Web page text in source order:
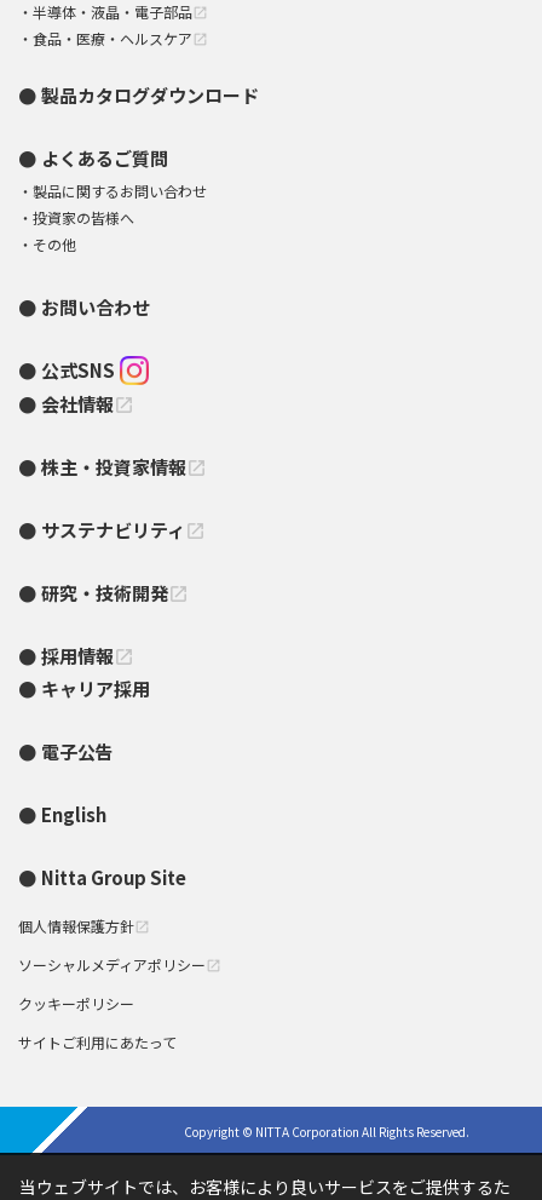
半導体・液晶・電子部品 open_in_new
食品・医療・ヘルスケア open_in_new
製品カタログダウンロード
よくあるご質問
製品に関するお問い合わせ
投資家の皆様へ
その他
お問い合わせ
公式SNS
会社情報open_in_new
株主・投資家情報open_in_new
サステナビリティ open_in_new
研究・技術開発open_in_new
採用情報open_in_new
キャリア採用
電子公告
English
Nitta Group Site
個人情報保護方針 open_in_new
ソーシャルメディアポリシー open_in_new
クッキーポリシー
サイトご利用にあたって
Copyright © NITTA Corporation All Rights Reserved.
当ウェブサイトでは、お客様により良いサービスをご提供するた